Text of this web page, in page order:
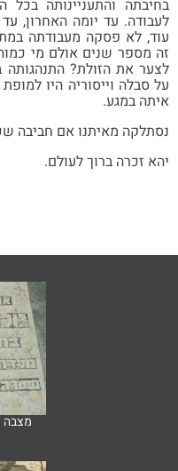
והתעניינותה בכל
עד יומה האחרון, עד
לא פסקה מעבודתה
מספר שנים אולם מי כמוה
את הזולת? התנהגותה
וייסוריה היו למופת
במגע.
מאיתנו אם חביבה
זכרה ברוך לעולם.
מצבה של